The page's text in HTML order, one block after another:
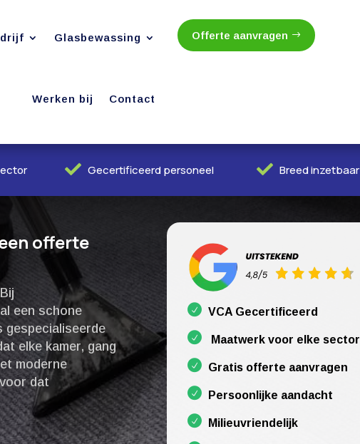
Glasbewassing
Werken bij Contact
Offerte aanvragen
 Gecertificeerd personeel  Breed inzetbaar
offerte
een schone
gespecialiseerde
elke kamer, gang
moderne
dat
VCA Gecertificeerd
Maatwerk voor elke sector
Gratis offerte aanvragen
Persoonlijke aandacht
Milieuvriendelijk